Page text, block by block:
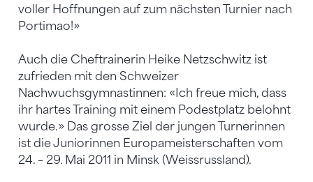
voller Hoffnungen auf zum nächsten Turnier nach
Portimao!»
Auch die Cheftrainerin Heike Netzschwitz ist
zufrieden mit den Schweizer
Nachwuchsgymnastinnen: «Ich freue mich, dass
ihr hartes Training mit einem Podestplatz belohnt
wurde.» Das grosse Ziel der jungen Turnerinnen
ist die Juniorinnen Europameisterschaften vom
24. – 29. Mai 2011 in Minsk (Weissrussland).